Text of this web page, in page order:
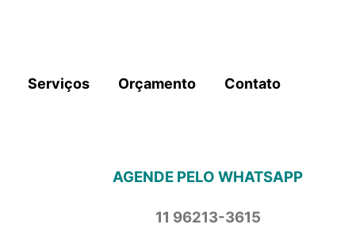
Serviços Orçamento Contato
AGENDE PELO WHATSAPP
11 96213-3615